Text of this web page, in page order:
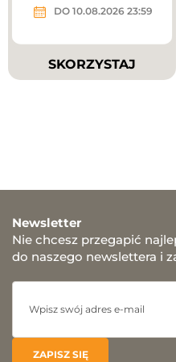
DO 10.08.2026 23:59
SKORZYSTAJ
Newsletter
Nie chcesz przegapić
do naszego newslettera i